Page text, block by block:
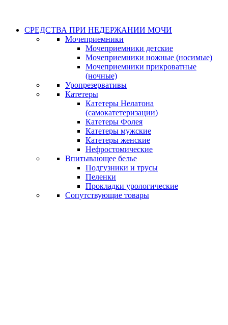
СРЕДСТВА ПРИ НЕДЕРЖАНИИ МОЧИ
Мочеприемники
Мочеприемники детские
Мочеприемники ножные (носимые)
Мочеприемники прикроватные
(ночные)
Уропрезервативы
Катетеры
Катетеры Нелатона
(самокатетеризации)
Катетеры Фолея
Катетеры мужские
Катетеры женские
Нефростомические
Впитывающее белье
Подгузники и трусы
Пеленки
Прокладки урологические
Сопутствующие товары